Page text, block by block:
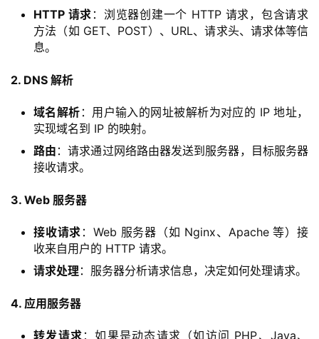
HTTP 请求 ：浏览器创建一个 HTTP 请求，包含请求
方法（如 GET、POST）、URL、请求头、请求体等信
息。
2. DNS 解析
域名解析 ：用户输入的网址被解析为对应的 IP 地址，
实现域名到 IP 的映射。
路由 ：请求通过网络路由器发送到服务器，目标服务器
接收请求。
3. Web 服务器
接收请求 ：Web 服务器（如 Nginx、Apache 等）接
收来自用户的 HTTP 请求。
请求处理 ：服务器分析请求信息，决定如何处理请求。
4. 应用服务器
转发请求 ：如果是动态请求（如访问 PHP、Java、